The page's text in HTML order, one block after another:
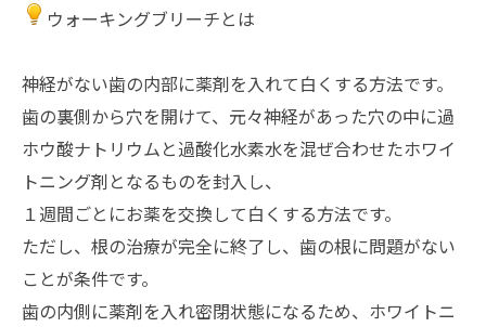
ウォーキングブリーチとは
神経がない歯の内部に薬剤を入れて白くする方法です。
歯の裏側から穴を開けて、元々神経があった穴の中に過
ホウ酸ナトリウムと過酸化水素水を混ぜ合わせたホワイ
トニング剤となるものを封入し、
１週間ごとにお薬を交換して白くする方法です。
ただし、根の治療が完全に終了し、歯の根に問題がない
ことが条件です。
歯の内側に薬剤を入れ密閉状態になるため、ホワイトニ